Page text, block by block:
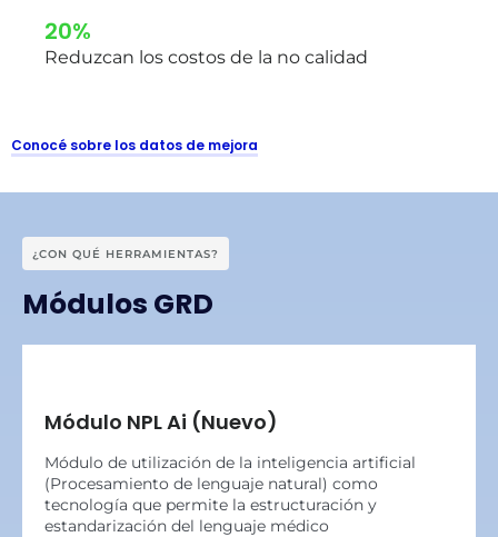
20%
Reduzcan los costos de la no calidad
Conocé sobre los datos de mejora
¿CON QUÉ HERRAMIENTAS?
Módulos GRD
Módulo NPL Ai (Nuevo)
Módulo de utilización de la inteligencia artificial
(Procesamiento de lenguaje natural) como
tecnología que permite la estructuración y
estandarización del lenguaje médico